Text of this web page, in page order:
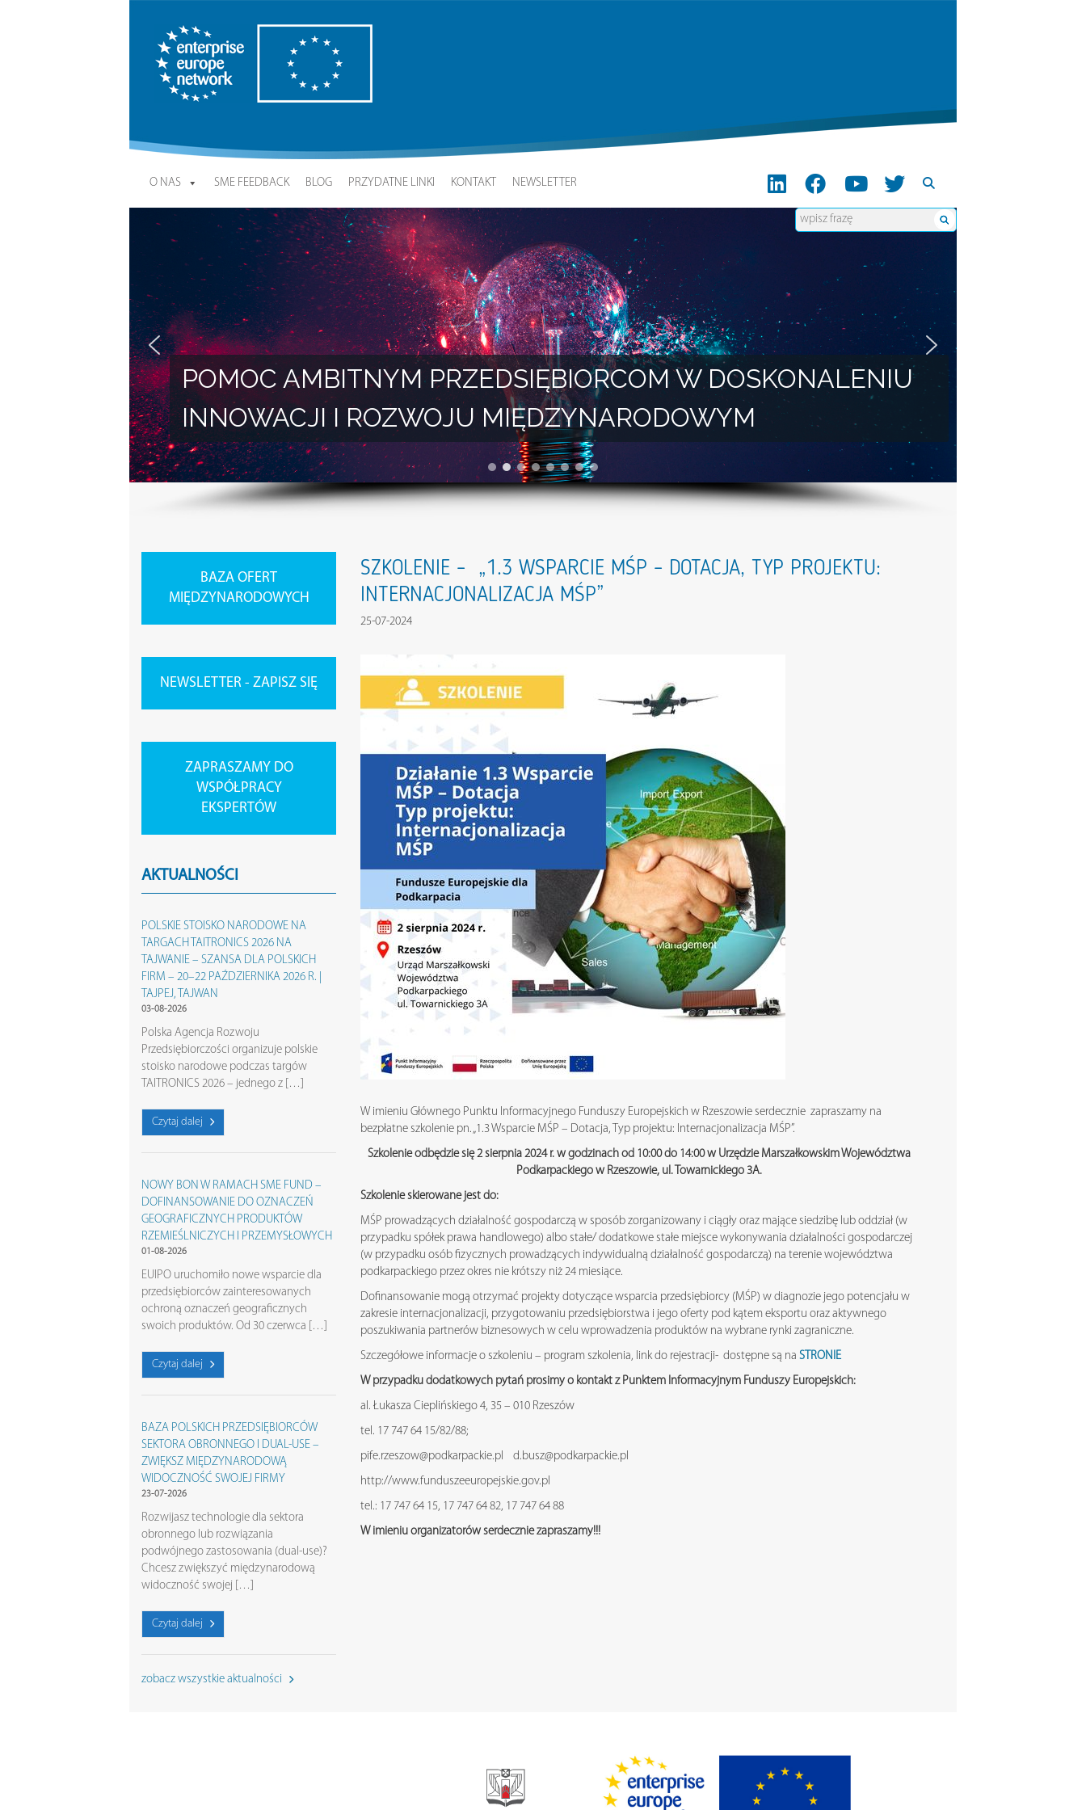
Enterprise Europe Network
O NAS SME FEEDBACK BLOG PRZYDATNE LINKI KONTAKT NEWSLETTER
POMOC AMBITNYM PRZEDSIĘBIORCOM W DOSKONALENIU
INNOWACJI I ROZWOJU MIĘDZYNARODOWYM
BAZA OFERT
MIĘDZYNARODOWYCH
NEWSLETTER - ZAPISZ SIĘ
ZAPRASZAMY DO
WSPÓŁPRACY
EKSPERTÓW
AKTUALNOŚCI
POLSKIE STOISKO NARODOWE NA
TARGACH TAITRONICS 2026 NA
TAJWANIE – SZANSA DLA POLSKICH
FIRM – 20–22 PAŹDZIERNIKA 2026 R. |
TAJPEJ, TAJWAN
03-08-2026
Polska Agencja Rozwoju
Przedsiębiorczości organizuje polskie
stoisko narodowe podczas targów
TAITRONICS 2026 – jednego z […]
Czytaj dalej
NOWY BON W RAMACH SME FUND –
DOFINANSOWANIE DO OZNACZEŃ
GEOGRAFICZNYCH PRODUKTÓW
RZEMIEŚLNICZYCH I PRZEMYSŁOWYCH
01-08-2026
EUIPO uruchomiło nowe wsparcie dla
przedsiębiorców zainteresowanych
ochroną oznaczeń geograficznych
swoich produktów. Od 30 czerwca […]
Czytaj dalej
BAZA POLSKICH PRZEDSIĘBIORCÓW
SEKTORA OBRONNEGO I DUAL-USE –
ZWIĘKSZ MIĘDZYNARODOWĄ
WIDOCZNOŚĆ SWOJEJ FIRMY
23-07-2026
Rozwijasz technologie dla sektora
obronnego lub rozwiązania
podwójnego zastosowania (dual-use)?
Chcesz zwiększyć międzynarodową
widoczność swojej […]
Czytaj dalej
zobacz wszystkie aktualności
SZKOLENIE – „1.3 WSPARCIE MŚP – DOTACJA, TYP PROJEKTU:
INTERNACJONALIZACJA MŚP”
25-07-2024
W imieniu Głównego Punktu Informacyjnego Funduszy Europejskich w Rzeszowie serdecznie zapraszamy na
bezpłatne szkolenie pn. „1.3 Wsparcie MŚP – Dotacja, Typ projektu: Internacjonalizacja MŚP”.
Szkolenie odbędzie się 2 sierpnia 2024 r. w godzinach od 10:00 do 14:00 w Urzędzie Marszałkowskim Województwa
Podkarpackiego w Rzeszowie, ul. Towarnickiego 3A.
Szkolenie skierowane jest do:
MŚP prowadzących działalność gospodarczą w sposób zorganizowany i ciągły oraz mające siedzibę lub oddział (w
przypadku spółek prawa handlowego) albo stałe/ dodatkowe stałe miejsce wykonywania działalności gospodarczej
(w przypadku osób fizycznych prowadzących indywidualną działalność gospodarczą) na terenie województwa
podkarpackiego przez okres nie krótszy niż 24 miesiące.
Dofinansowanie mogą otrzymać projekty dotyczące wsparcia przedsiębiorcy (MŚP) w diagnozie jego potencjału w
zakresie internacjonalizacji, przygotowaniu przedsiębiorstwa i jego oferty pod kątem eksportu oraz aktywnego
poszukiwania partnerów biznesowych w celu wprowadzenia produktów na wybrane rynki zagraniczne.
Szczegółowe informacje o szkoleniu – program szkolenia, link do rejestracji- dostępne są na STRONIE
W przypadku dodatkowych pytań prosimy o kontakt z Punktem Informacyjnym Funduszy Europejskich:
al. Łukasza Cieplińskiego 4, 35 – 010 Rzeszów
tel. 17 747 64 15/82/88;
pife.rzeszow@podkarpackie.pl d.busz@podkarpackie.pl
http://www.funduszeeuropejskie.gov.pl
tel.: 17 747 64 15, 17 747 64 82, 17 747 64 88
W imieniu organizatorów serdecznie zapraszamy!!!